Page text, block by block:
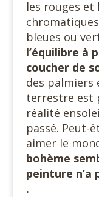
les rouges et
bleues ou
l’équilibre à
coucher de
des palmiers
terrestre est
réalité
passé. Peut-
aimer le
bohème
peinture n’a
.